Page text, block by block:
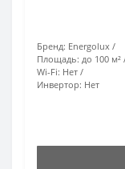
Бренд: Energolux
Площадь: до 100 м²
Wi-Fi: Нет
Инвертор: Нет